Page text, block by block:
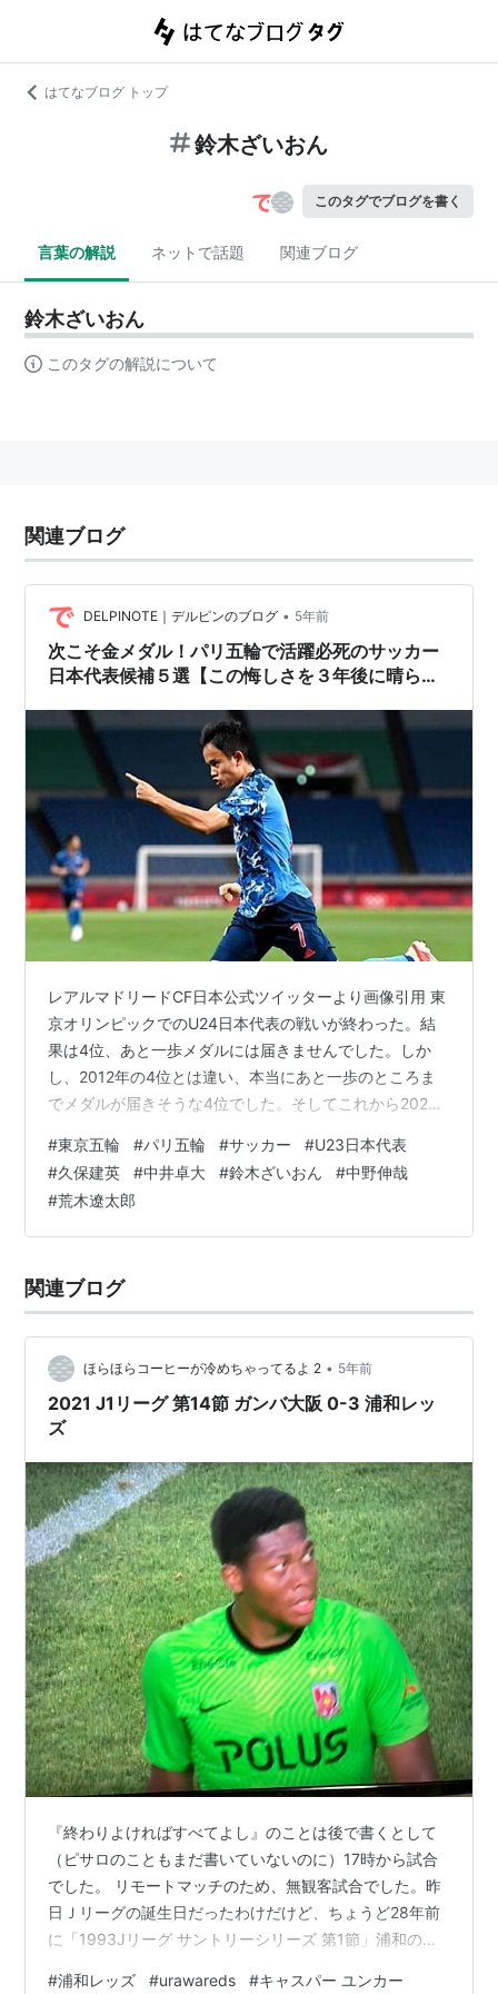
はてなブログ トップ
鈴木ざいおん
このタグでブログを書く
言葉の解説 ネットで話題 関連ブログ
鈴木ざいおん
このタグの解説について
関連ブログ
DELPINOTE｜デルピンのブログ • 5年前
次こそ金メダル！パリ五輪で活躍必死のサッカー
日本代表候補５選【この悔しさを３年後に晴ら
レアルマドリードCF日本公式ツイッターより画像引用 東
京オリンピックでのU24日本代表の戦いが終わった。結
果は4位、あと一歩メダルには届きませんでした。しか
し、2012年の4位とは違い、本当にあと一歩のところま
でメダルが届きそうな4位でした。そしてこれから2024
す。今度こそ日本に金メダルを……その願いを叶えてくれ
るであろうパリ五輪代表の候補を5人紹介したいと思いま
す。
#東京五輪 #パリ五輪 #サッカー #U23日本代表
#久保建英 #中井卓大 #鈴木ざいおん #中野伸哉
#荒木遼太郎
関連ブログ
ほらほらコーヒーが冷めちゃってるよ 2 • 5年前
2021 J1リーグ 第14節 ガンバ大阪 0-3 浦和レッ
ズ
『終わりよければすべてよし』のことは後で書くとして
（ピサロのこともまだ書いていないのに）17時から試合
でした。 リモートマッチのため、無観客試合でした。昨
日Ｊリーグの誕生日だったわけだけど、ちょうど28年前
に「1993Jリーグ サントリーシリーズ 第1節」浦和のＪ
#浦和レッズ #urawareds #キャスパー ユンカー